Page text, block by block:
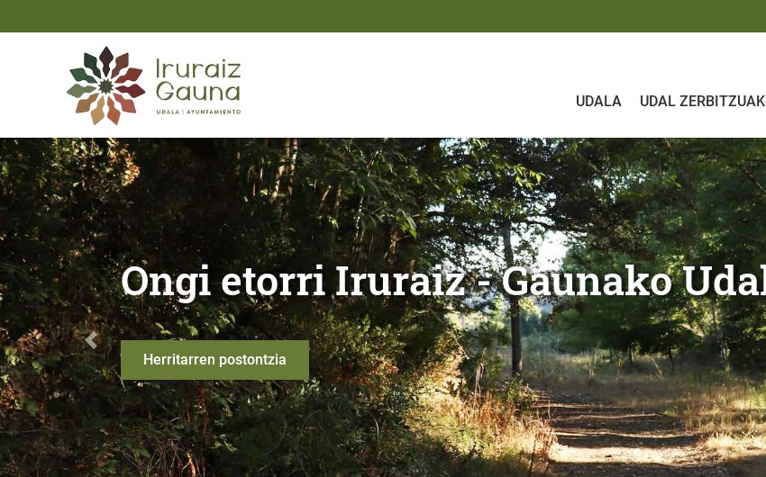
UDALA UDAL ZERBITZUAK
Ongi etorri Iruraiz - Gaunako Udalera
Udalerriko mapa toponimikoa
Anterior